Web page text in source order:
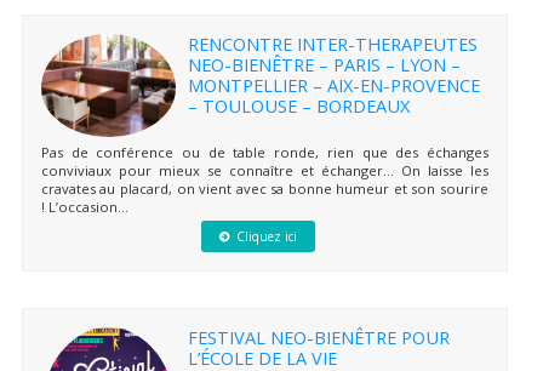
RENCONTRE INTER-THERAPEUTES
NEO-BIENÊTRE – PARIS – LYON –
MONTPELLIER – AIX-EN-PROVENCE
– TOULOUSE – BORDEAUX
Pas de conférence ou de table ronde, rien que des échanges
conviviaux pour mieux se connaître et échanger… On laisse les
cravates au placard, on vient avec sa bonne humeur et son sourire
! L’occasion...
Cliquez ici
FESTIVAL NEO-BIENÊTRE POUR
L’ÉCOLE DE LA VIE